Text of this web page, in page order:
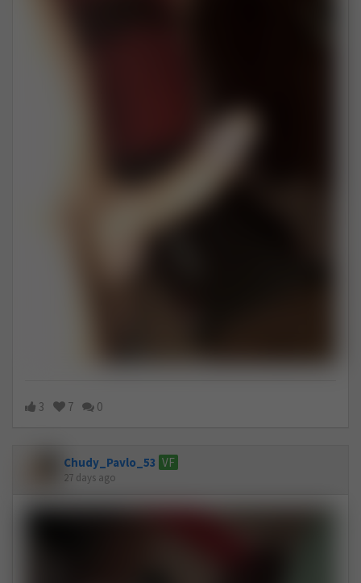
3 7 0
Chudy_Pavlo_53 VF
27 days ago